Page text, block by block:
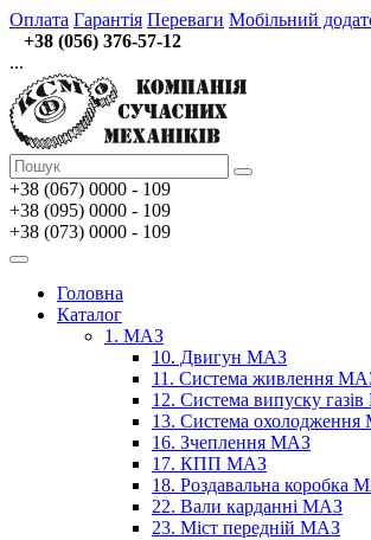
Оплата Гарантія Переваги Мобільний
+38 (056) 376-57-12
...
+38 (067) 0000 - 109
+38 (095) 0000 - 109
+38 (073) 0000 - 109
Головна
Каталог
1. МАЗ
10. Двигун МАЗ
11. Система живлення
12. Система випуску
13. Система
16. Зчеплення МАЗ
17. КПП МАЗ
18. Роздавальна коробка
22. Вали карданні МАЗ
23. Міст передній МАЗ